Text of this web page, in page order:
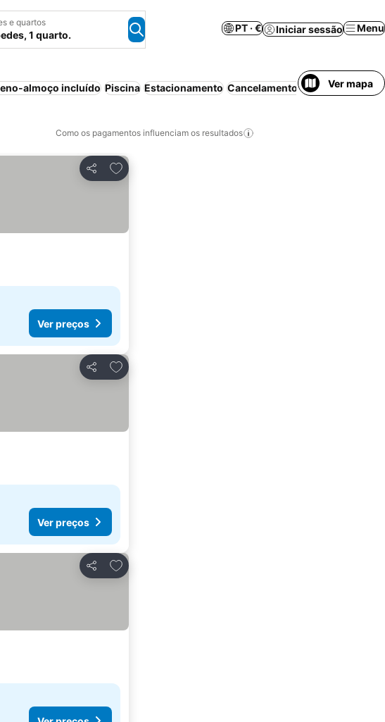
e quartos
1 quarto.
PT · € Iniciar sessão Menu
almoço incluído Piscina Estacionamento Cancelamento gratuitoVer mapa
Como os pagamentos influenciam os resultados
Partilhar
Adicionar aos favoritos
Ver preços
Partilhar
Adicionar aos favoritos
Ver preços
Partilhar
Adicionar aos favoritos